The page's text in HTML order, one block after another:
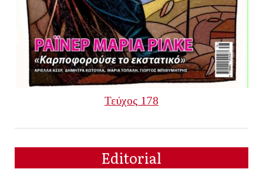
Τεύχος 178
Editorial